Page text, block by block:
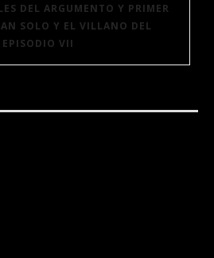
DEL ARGUMENTO Y PRIMER
SOLO Y EL VILLANO DEL
EPISODIO VII